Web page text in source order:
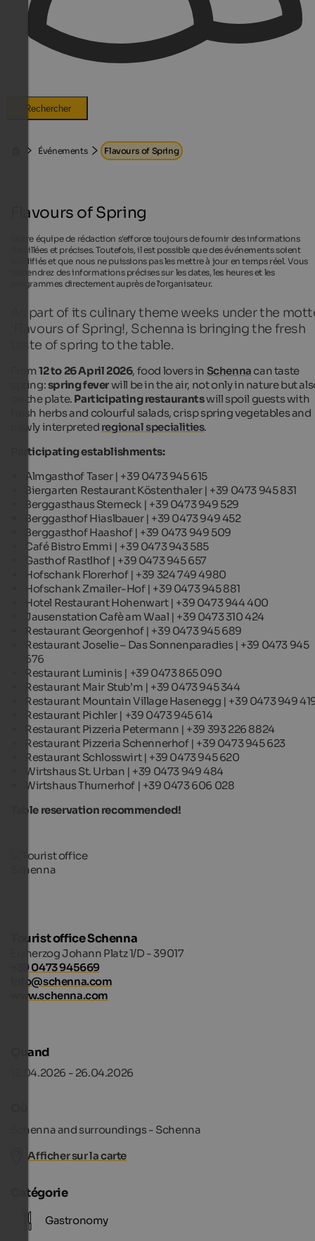
Rechercher
Événements Flavours of Spring
Flavours of Spring
Notre équipe de rédaction s'efforce toujours de fournir des informations
détaillées et précises. Toutefois, il est possible que des événements soient
modifiés et que nous ne puissions pas les mettre à jour en temps réel. Vous
obtiendrez des informations précises sur les dates, les heures et les
programmes directement auprès de l'organisateur.
As part of its culinary theme weeks under the
‘Flavours of Spring!, Schenna is bringing the fresh
taste of spring to the table.
From12 to 26 April 2026, food lovers in Schenna can taste
spring:spring feverwill be in the air, not only in nature but
on the plate. Participating restaurantswill spoil guests with
fresh herbs and colourful salads, crisp spring vegetables and
newly interpreted regional specialities.
Participating establishments:
Almgasthof Taser | +39 0473 945 615
Biergarten Restaurant Köstenthaler | +39 0473 945 831
Berggasthaus Sterneck | +39 0473 949 529
Berggasthof Hiaslbauer | +39 0473 949 452
Berggasthof Haashof | +39 0473 949 509
Café Bistro Emmi | +39 0473 943 585
Gasthof Rastlhof | +39 0473 945 657
Hofschank Florerhof | +39 324 749 4980
Hofschank Zmailer-Hof | +39 0473 945 881
Hotel Restaurant Hohenwart | +39 0473 944 400
Jausenstation Cafè am Waal | +39 0473 310 424
Restaurant Georgenhof | +39 0473 945 689
Restaurant Joselie – Das Sonnenparadies | +39 0473 945
676
Restaurant Luminis | +39 0473 865 090
Restaurant Mair Stub’m | +39 0473 945 344
Restaurant Mountain Village Hasenegg | +39 0473 949
Restaurant Pichler | +39 0473 945 614
Restaurant Pizzeria Petermann | +39 393 226 8824
Restaurant Pizzeria Schennerhof | +39 0473 945 623
Restaurant Schlosswirt | +39 0473 945 620
Wirtshaus St. Urban | +39 0473 949 484
Wirtshaus Thurnerhof | +39 0473 606 028
Table reservation recommended!
Tourist office Schenna
Erzherzog Johann Platz 1/D - 39017
+39 0473 945669
info@schenna.com
www.schenna.com
Quand
12.04.2026 - 26.04.2026
Schenna and surroundings - Schenna
Afficher sur la carte
Catégorie
Gastronomy